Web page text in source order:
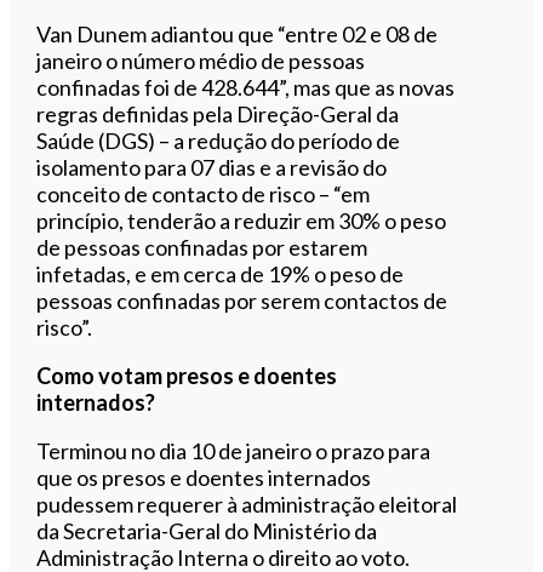
Van Dunem adiantou que “entre 02 e 08 de
janeiro o número médio de pessoas
confinadas foi de 428.644”, mas que as novas
regras definidas pela Direção-Geral da
Saúde (DGS) – a redução do período de
isolamento para 07 dias e a revisão do
conceito de contacto de risco – “em
princípio, tenderão a reduzir em 30% o peso
de pessoas confinadas por estarem
infetadas, e em cerca de 19% o peso de
pessoas confinadas por serem contactos de
risco”.
Como votam presos e doentes
internados?
Terminou no dia 10 de janeiro o prazo para
que os presos e doentes internados
pudessem requerer à administração eleitoral
da Secretaria-Geral do Ministério da
Administração Interna o direito ao voto.